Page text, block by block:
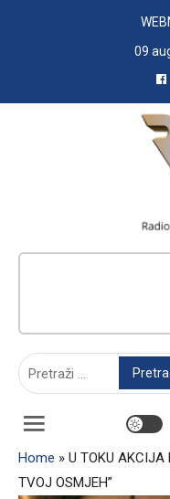
09
Home » U TOKU AKCIJA
TVOJ OSMJEH”